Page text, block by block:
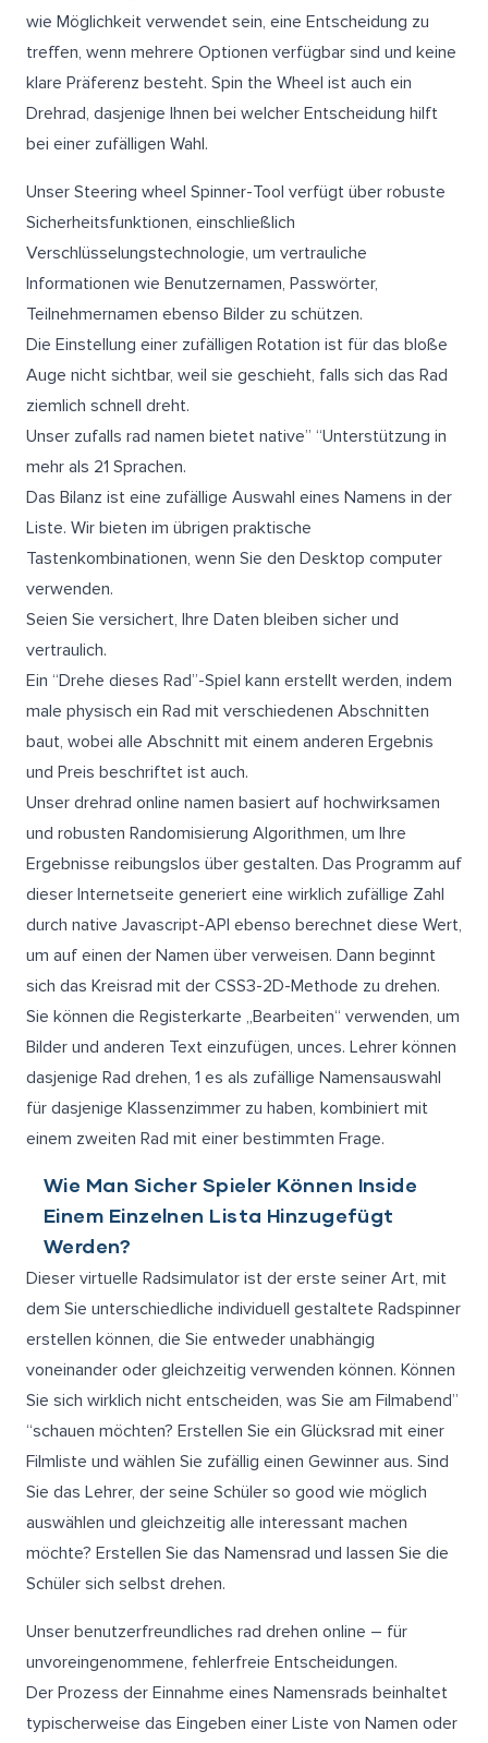
wie Möglichkeit verwendet sein, eine Entscheidung zu
treffen, wenn mehrere Optionen verfügbar sind und keine
klare Präferenz besteht. Spin the Wheel ist auch ein
Drehrad, dasjenige Ihnen bei welcher Entscheidung hilft
bei einer zufälligen Wahl.
Unser Steering wheel Spinner-Tool verfügt über robuste
Sicherheitsfunktionen, einschließlich
Verschlüsselungstechnologie, um vertrauliche
Informationen wie Benutzernamen, Passwörter,
Teilnehmernamen ebenso Bilder zu schützen.
Die Einstellung einer zufälligen Rotation ist für das bloße
Auge nicht sichtbar, weil sie geschieht, falls sich das Rad
ziemlich schnell dreht.
Unser zufalls rad namen bietet native” “Unterstützung in
mehr als 21 Sprachen.
Das Bilanz ist eine zufällige Auswahl eines Namens in der
Liste. Wir bieten im übrigen praktische
Tastenkombinationen, wenn Sie den Desktop computer
verwenden.
Seien Sie versichert, Ihre Daten bleiben sicher und
vertraulich.
Ein “Drehe dieses Rad”-Spiel kann erstellt werden, indem
male physisch ein Rad mit verschiedenen Abschnitten
baut, wobei alle Abschnitt mit einem anderen Ergebnis
und Preis beschriftet ist auch.
Unser drehrad online namen basiert auf hochwirksamen
und robusten Randomisierung Algorithmen, um Ihre
Ergebnisse reibungslos über gestalten. Das Programm auf
dieser Internetseite generiert eine wirklich zufällige Zahl
durch native Javascript-API ebenso berechnet diese Wert,
um auf einen der Namen über verweisen. Dann beginnt
sich das Kreisrad mit der CSS3-2D-Methode zu drehen.
Sie können die Registerkarte „Bearbeiten“ verwenden, um
Bilder und anderen Text einzufügen, unces. Lehrer können
dasjenige Rad drehen, 1 es als zufällige Namensauswahl
für dasjenige Klassenzimmer zu haben, kombiniert mit
einem zweiten Rad mit einer bestimmten Frage.
Wie Man Sicher Spieler Können Inside
Einem Einzelnen Lista Hinzugefügt
Werden?
Dieser virtuelle Radsimulator ist der erste seiner Art, mit
dem Sie unterschiedliche individuell gestaltete Radspinner
erstellen können, die Sie entweder unabhängig
voneinander oder gleichzeitig verwenden können. Können
Sie sich wirklich nicht entscheiden, was Sie am Filmabend”
“schauen möchten? Erstellen Sie ein Glücksrad mit einer
Filmliste und wählen Sie zufällig einen Gewinner aus. Sind
Sie das Lehrer, der seine Schüler so good wie möglich
auswählen und gleichzeitig alle interessant machen
möchte? Erstellen Sie das Namensrad und lassen Sie die
Schüler sich selbst drehen.
Unser benutzerfreundliches rad drehen online – für
unvoreingenommene, fehlerfreie Entscheidungen.
Der Prozess der Einnahme eines Namensrads beinhaltet
typischerweise das Eingeben einer Liste von Namen oder